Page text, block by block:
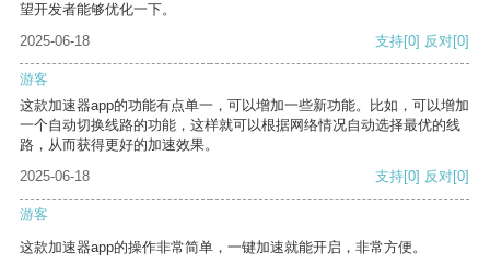
望开发者能够优化一下。
2025-06-18
支持[0] 反对[0]
游客
这款加速器app的功能有点单一，可以增加一些新功能。比如，可以增加
一个自动切换线路的功能，这样就可以根据网络情况自动选择最优的线
路，从而获得更好的加速效果。
2025-06-18
支持[0] 反对[0]
游客
这款加速器app的操作非常简单，一键加速就能开启，非常方便。